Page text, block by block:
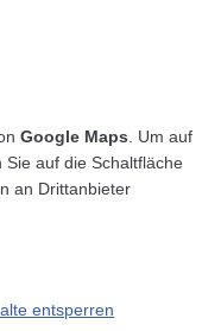
Google Maps . Um auf
auf die Schaltfläche
an Drittanbieter
entsperren